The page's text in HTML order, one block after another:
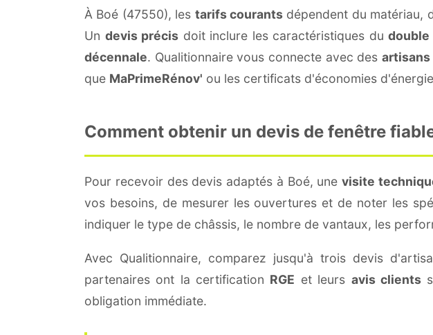
À Boé (47550), les tarifs courants dépendent du matériau,
Un devis précis doit inclure les caractéristiques du
décennale. Qualitionnaire vous connecte avec des
que MaPrimeRénov' ou les certificats d'économies
Comment obtenir un devis de fenêtre
Pour recevoir des devis adaptés à Boé, une visite
vos besoins, de mesurer les ouvertures et de noter les
indiquer le type de châssis, le nombre de vantaux, les
Avec Qualitionnaire, comparez jusqu'à trois devis
partenaires ont la certification RGE et leurs avis clients
obligation immédiate.